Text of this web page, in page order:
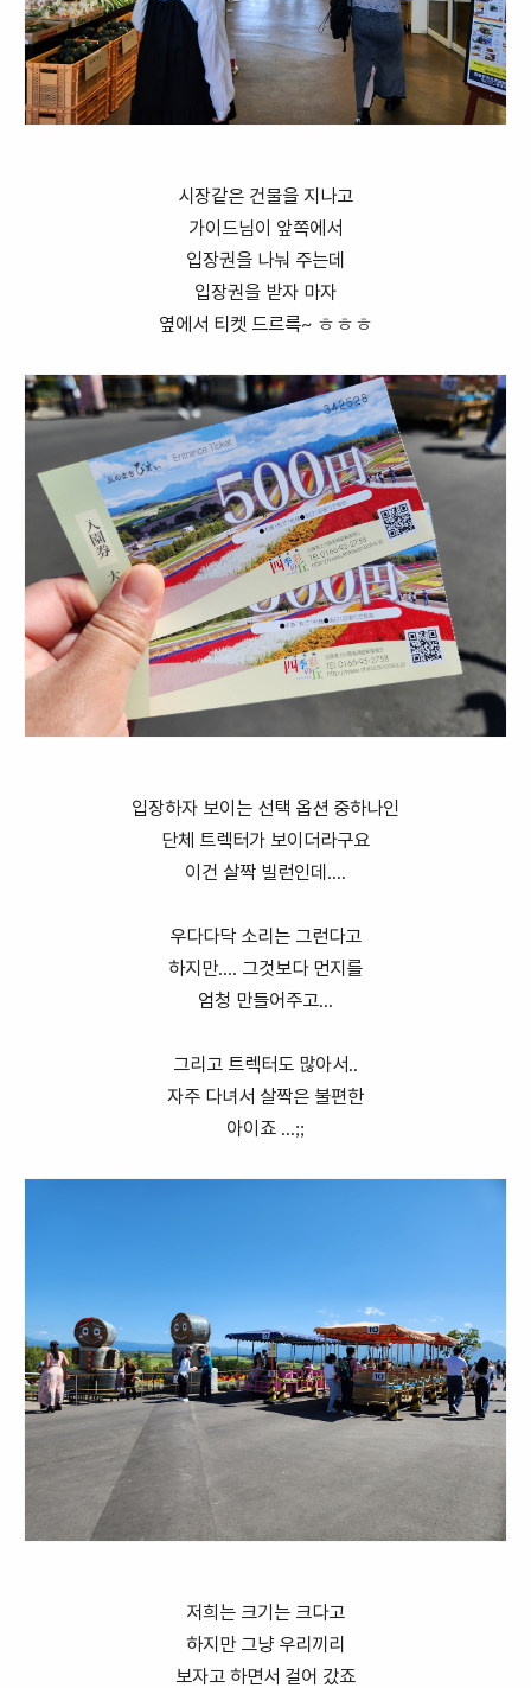
시장같은 건물을 지나고
가이드님이 앞쪽에서
입장권을 나눠 주는데
입장권을 받자 마자
옆에서 티켓 드르륵~ ㅎㅎㅎ
입장하자 보이는 선택 옵션 중하나인
단체 트렉터가 보이더라구요
이건 살짝 빌런인데....
우다다닥 소리는 그런다고
하지만.... 그것보다 먼지를
엄청 만들어주고...
그리고 트렉터도 많아서..
자주 다녀서 살짝은 불편한
아이죠 ...;;
저희는 크기는 크다고
하지만 그냥 우리끼리
보자고 하면서 걸어 갔죠